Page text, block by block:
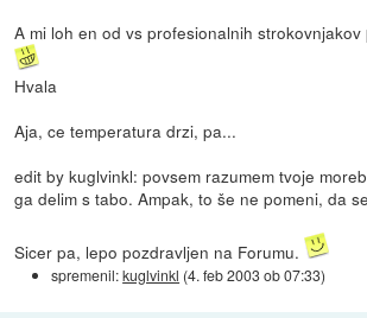
A mi loh en od vs profesionalnih strokovnjakov
Hvala
Aja, ce temperatura drzi, pa...
edit by kuglvinkl: povsem razumem tvoje
ga delim s tabo. Ampak, to še ne pomeni, da
Sicer pa, lepo pozdravljen na Forumu.
spremenil:kuglvinkl (4. feb 2003 ob 07:33)